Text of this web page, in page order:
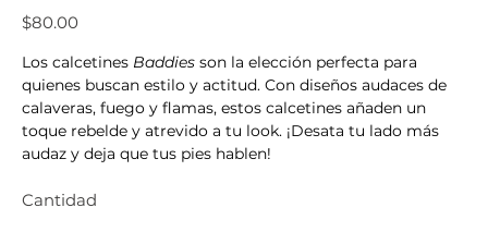
Precio
$80.00
Los calcetines Baddies son la elección perfecta para
quienes buscan estilo y actitud. Con diseños audaces de
calaveras, fuego y flamas, estos calcetines añaden un
toque rebelde y atrevido a tu look. ¡Desata tu lado más
audaz y deja que tus pies hablen!
Cantidad